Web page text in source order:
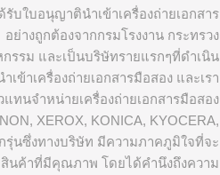
รับใบอนุญาตินำเข้าเครื่องถ่ายเอกสาร
อย่างถูกต้องจากกรมโรงงาน กระทรวง
รรม และเป็นบริษัทรายแรกๆที่ดำเนิน
เข้าเครื่องถ่ายเอกสารมือสอง และเรา
แทนจำหน่ายเครื่องถ่ายเอกสารมือสอง
XEROX, KONICA, KYOCERA,
รุ่นซึ่งทางบริษัท มีความภาคภูมิใจที่จะ
นค้าที่มีคุณภาพ โดยได้คำนึงถึงความ